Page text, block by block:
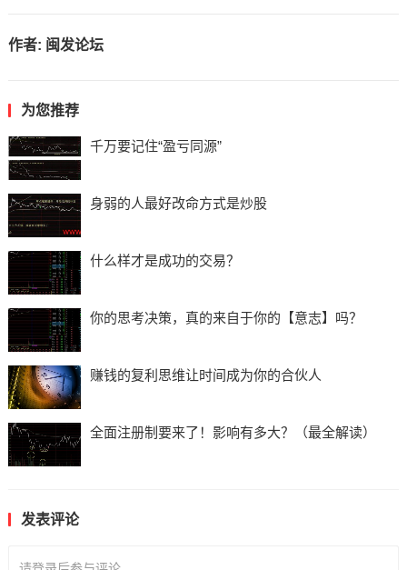
作者: 闽发论坛
为您推荐
千万要记住“盈亏同源”
身弱的人最好改命方式是炒股
什么样才是成功的交易？
你的思考决策，真的来自于你的【意志】吗？
赚钱的复利思维让时间成为你的合伙人
全面注册制要来了！影响有多大？（最全解读）
发表评论